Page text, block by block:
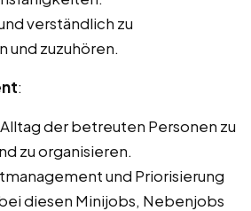
verständlich zu
und zuzuhören.
:
der betreuten Personen zu
zu organisieren.
und Priorisierung
diesen Minijobs, Nebenjobs